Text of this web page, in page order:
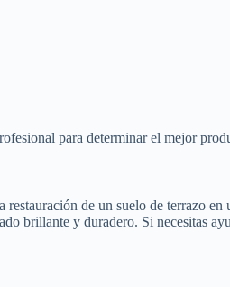
para determinar el mejor
de un suelo de terrazo
brillante y duradero. Si necesitas